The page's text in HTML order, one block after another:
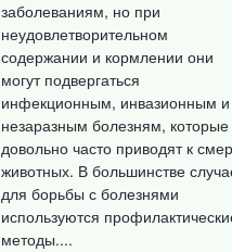
заболеваниям, но при
неудовлетворительном
содержании и кормлении они
могут подвергаться
инфекционным, инвазионным и
незаразным болезням, которые
довольно часто приводят к
животных. В большинстве
для борьбы с болезнями
используются
методы....